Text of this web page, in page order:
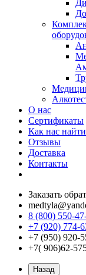
О нас
Сертификаты
Как нас найти
Отзывы
Доставка
Контакты
Заказать
8 (800) 550-
+7 (920) 774-
+7 (950) 920-
+7( 906)62-
Назад